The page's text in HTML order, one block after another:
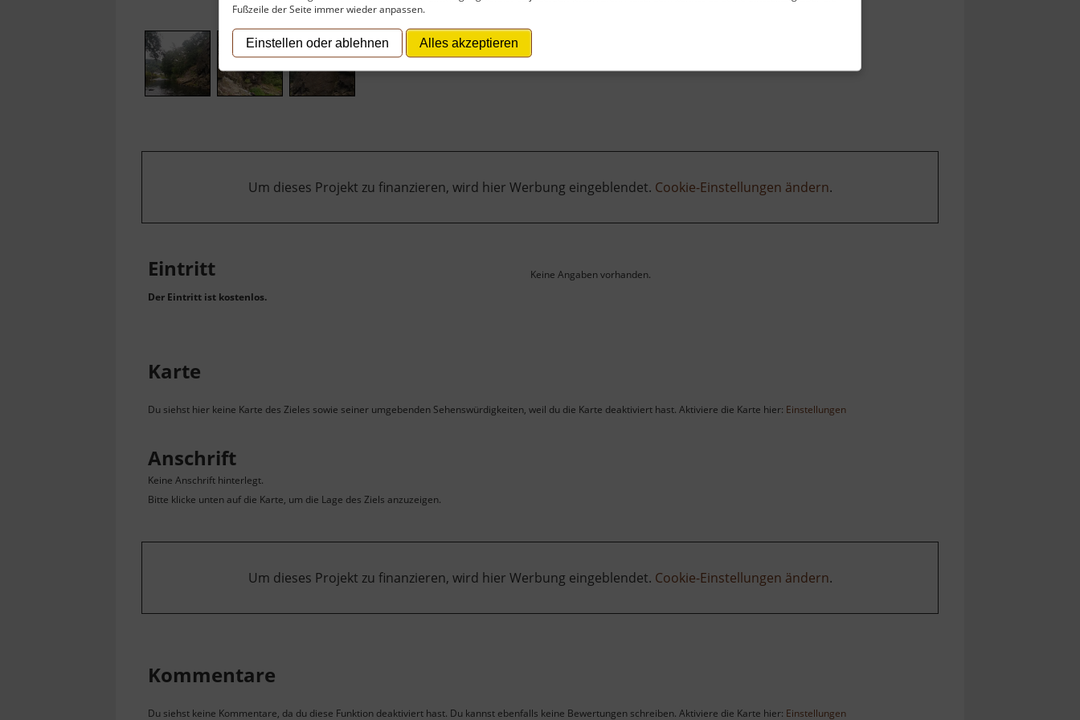
Fußzeile der Seite immer wieder anpassen.
Einstellen oder ablehnen Alles akzeptieren
Um dieses Projekt zu finanzieren, wird hier Werbung eingeblendet. Cookie-Einstellungen ändern.
Eintritt
Der Eintritt ist kostenlos.
Keine Angaben vorhanden.
Karte
Du siehst hier keine Karte des Zieles sowie seiner umgebenden Sehenswürdigkeiten, weil du die Karte deaktiviert hast. Aktiviere die Karte hier: Einstellungen
Anschrift
Keine Anschrift hinterlegt.
Bitte klicke unten auf die Karte, um die Lage des Ziels anzuzeigen.
Um dieses Projekt zu finanzieren, wird hier Werbung eingeblendet. Cookie-Einstellungen ändern.
Kommentare
Du siehst keine Kommentare, da du diese Funktion deaktiviert hast. Du kannst ebenfalls keine Bewertungen schreiben. Aktiviere die Karte hier: Einstellungen